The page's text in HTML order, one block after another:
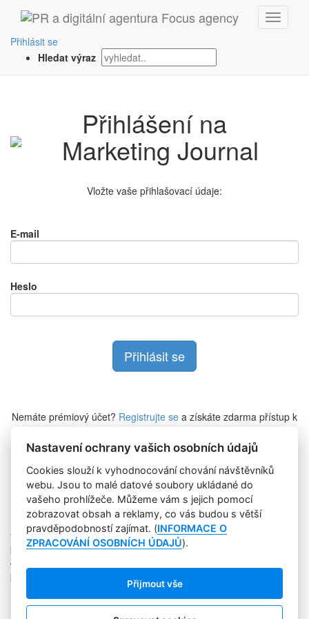
Přihlásit se
Hledat výraz
Přihlášení na
Vložte vaše přihlašovací údaje:
E-mail
Heslo
Nemáte prémiový účet? Registrujte se a získáte zdarma přístup k
Zapomněli jste heslo?
Copyright © 2004-2020 Focus Agency, s.r.o. Plné znění licenčních
podmínek. ISSN 1803-957X
Jakékoliv publikování, přebírání nebo šíření obsahu je bez
písemného souhlasu Focus Agency, s.r.o. zakázáno.
RSS 1
Štítky
Nastavení ochrany vašich osobních údajů
Cookies slouží k vyhodnocování chování návštěvníků
webu. Jsou to malé datové soubory ukládané do
vašeho prohlížeče. Můžeme vám s jejich pomocí
zobrazovat obsah a reklamy, co vás budou s větší
pravděpodobností zajímat. (INFORMACE O
ZPRACOVÁNÍ OSOBNÍCH ÚDAJŮ).
Přijmout vše